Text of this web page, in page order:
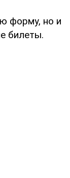
форму, но и
билеты.